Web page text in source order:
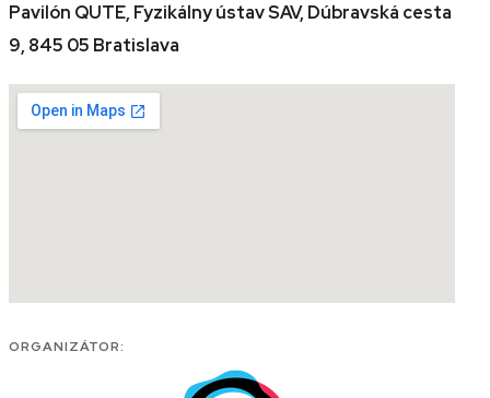
Pavilón QUTE, Fyzikálny ústav SAV, Dúbravská cesta
9, 845 05 Bratislava
ORGANIZÁTOR: